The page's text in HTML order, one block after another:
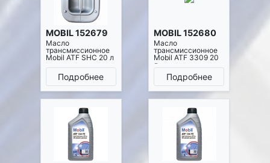
MOBIL 152679
Масло
трансмиссионное
Mobil ATF SHC 20 л
Подробнее
MOBIL 152680
Масло
трансмиссионное
Mobil ATF 3309 20
л
Подробнее